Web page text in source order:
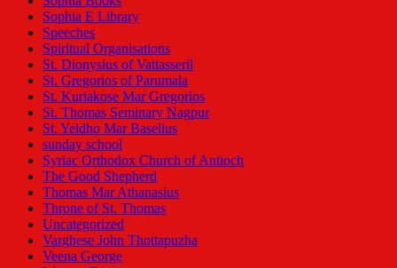
Sophia E Library
Speeches
Spiritual Organisations
St. Dionysius of Vattasseril
St. Gregorios of Parumala
St. Kuriakose Mar Gregorios
St. Thomas Seminary Nagpur
St. Yeldho Mar Baselius
sunday school
Syriac Orthodox Church of Antioch
The Good Shepherd
Thomas Mar Athanasius
Throne of St. Thomas
Uncategorized
Varghese John Thottapuzha
Veena George